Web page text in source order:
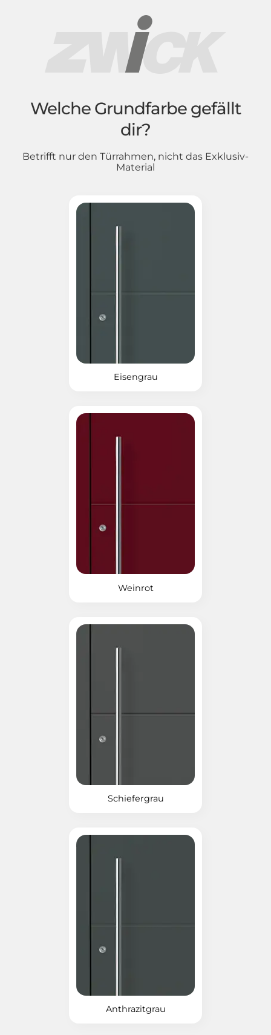
Welche Grundfarbe gefällt
dir?
Betrifft nur den Türrahmen, nicht das Exklusiv-
Material
Eisengrau
Weinrot
Schiefergrau
Anthrazitgrau